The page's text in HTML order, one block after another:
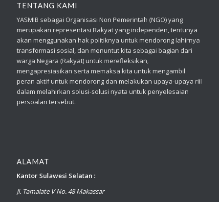
TENTANG KAMI
YASMIB sebagai Organisasi Non Pemerintah (NGO) yang
merupakan representasi Rakyat yang independen, tentunya
akan menggunakan hak politiknya untuk mendorong lahirnya
transformasi sosial, dan menuntut kita sebagai bagian dari
warga Negara (Rakyat) untuk merefleksikan,
mengapresiasikan serta memaksa kita untuk mengambil
peran aktif untuk mendorong dan melakukan upaya-upaya riil
dalam melahirkan solusi-solusi nyata untuk penyelesaian
persoalan tersebut.
ALAMAT
Kantor Sulawesi Selatan :
Jl. Tamalate V No. 48 Makassar